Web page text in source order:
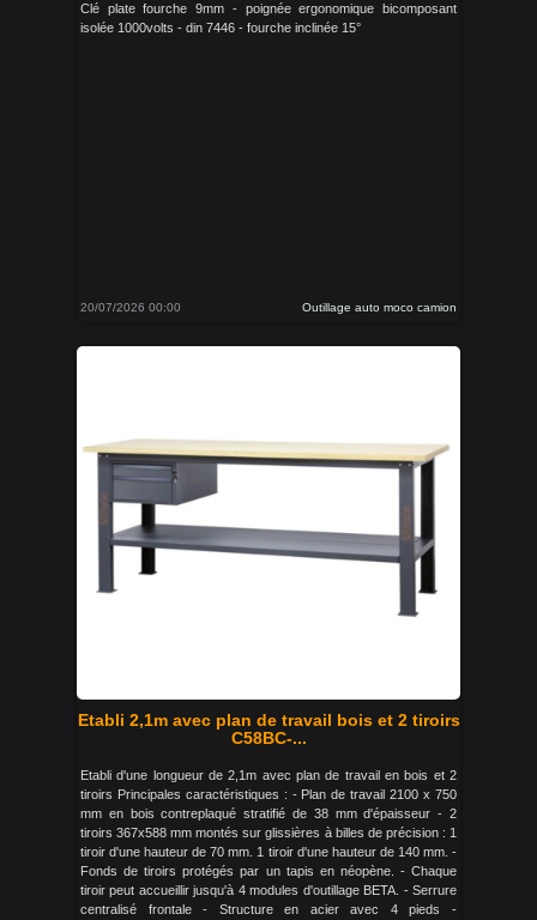
Clé plate fourche 9mm - poignée ergonomique bicomposant
isolée 1000volts - din 7446 - fourche inclinée 15°
20/07/2026 00:00 Outillage auto moco camion
Etabli 2,1m avec plan de travail bois et 2 tiroirs
C58BC-...
Etabli d'une longueur de 2,1m avec plan de travail en bois et 2
tiroirs Principales caractéristiques : - Plan de travail 2100 x 750
mm en bois contreplaqué stratifié de 38 mm d'épaisseur - 2
tiroirs 367x588 mm montés sur glissières à billes de précision : 1
tiroir d'une hauteur de 70 mm. 1 tiroir d'une hauteur de 140 mm. -
Fonds de tiroirs protégés par un tapis en néopène. - Chaque
tiroir peut accueillir jusqu'à 4 modules d'outillage BETA. - Serrure
centralisé frontale - Structure en acier avec 4 pieds -